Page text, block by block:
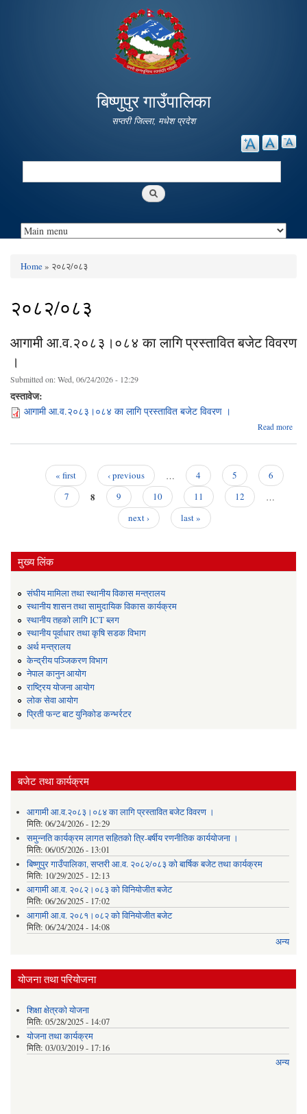
main
content
बिष्णुपुर गाउँपालिका
सप्तरी जिल्ला, मधेश प्रदेश
Search
Home» २०८२/०८३
२०८२/०८३
आगामी आ.व.२०८३।०८४ का लागि प्रस्तावित बजेट विवरण
।
Submitted on:Wed, 06/24/2026 - 12:29
दस्तावेज:
आगामी आ.व.२०८३।०८४ का लागि प्रस्तावित बजेट विवरण ।
Read more
« first ‹ previous … 4 5
6
7
8 9 10 11 12
…
next ›
last »
मुख्य लिंक
संघीय मामिला तथा स्थानीय विकास मन्त्रालय
स्थानीय शासन तथा सामुदायिक विकास कार्यक्रम
स्थानीय तहको लागि ICT ब्लग
स्थानीय पूर्वाधार तथा कृषि सडक विभाग
अर्थ मन्त्रालय
केन्द्रीय पञ्जिकरण विभाग
नेपाल कानुन आयोग
राष्ट्रिय योजना आयोग
लोक सेवा आयोग
प्रिती फन्ट बाट युनिकोड कन्भर्रटर
बजेट तथा कार्यक्रम
आगामी आ.व.२०८३।०८४ का लागि प्रस्तावित बजेट विवरण ।
मिति: 06/24/2026 - 12:29
समुन्नति कार्यक्रम लागत सहितको त्रि-बर्षीय रणनीतिक कार्ययोजना ।
मिति: 06/05/2026 - 13:01
बिष्णुपुर गाउँपालिका, सप्तरी आ.व. २०८२/०८३ को बार्षिक बजेट तथा कार्यक्रम
मिति: 10/29/2025 - 12:13
आगामी आ.व. २०८२।०८३ को विनियोजीत बजेट
मिति: 06/26/2025 - 17:02
आगामी आ.व. २०८१।०८२ को विनियोजीत बजेट
मिति: 06/24/2024 - 14:08
अन्य
योजना तथा परियोजना
शिक्षा क्षेत्रकाे याेजना
मिति: 05/28/2025 - 14:07
याेजना तथा कार्यक्रम
मिति: 03/03/2019 - 17:16
अन्य